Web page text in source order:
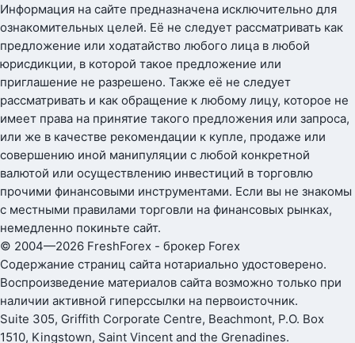
Информация на сайте предназначена исключительно для
ознакомительных целей. Её не следует рассматривать как
предложение или ходатайство любого лица в любой
юрисдикции, в которой такое предложение или
приглашение не разрешено. Также её не следует
рассматривать и как обращение к любому лицу, которое не
имеет права на принятие такого предложения или запроса,
или же в качестве рекомендации к купле, продаже или
совершению иной манипуляции с любой конкретной
валютой или осуществлению инвестиций в торговлю
прочими финансовыми инструментами. Если вы не знакомы
с местными правилами торговли на финансовых рынках,
немедленно покиньте сайт.
© 2004—2026 FreshForex - брокер Forex
Содержание страниц сайта нотариально удостоверено.
Воспроизведение материалов сайта возможно только при
наличии активной гиперссылки на первоисточник.
Suite 305, Griffith Corporate Centre, Beachmont, P.O. Box
1510, Kingstown, Saint Vincent and the Grenadines.